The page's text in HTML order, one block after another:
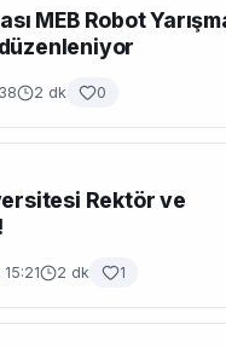
MEB Robot
2 dk 0
Rektör ve
2 dk 1